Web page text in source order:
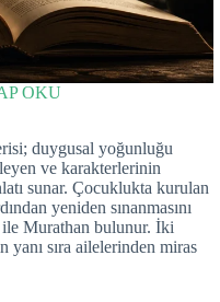
OKU
duygusal yoğunluğu
ve karakterlerinin
sunar. Çocuklukta kurulan
yeniden sınanmasını
Murathan bulunur. İki
sıra ailelerinden miras